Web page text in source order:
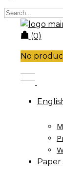
(0)
No